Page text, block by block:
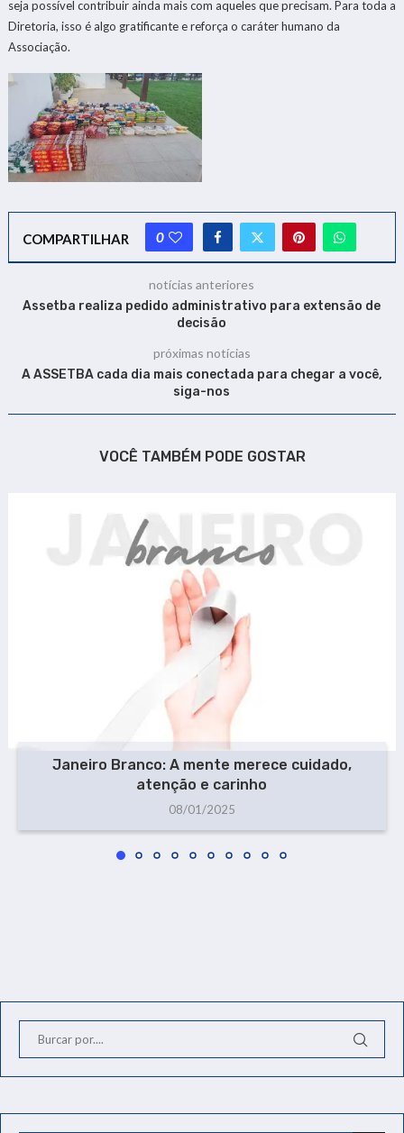
seja possível contribuir ainda mais com aqueles que precisam. Para toda a
Diretoria, isso é algo gratificante e reforça o caráter humano da
Associação.
COMPARTILHAR 0
notícias anteriores
Assetba realiza pedido administrativo para extensão de
decisão
próximas notícias
A ASSETBA cada dia mais conectada para chegar a você,
siga-nos
VOCÊ TAMBÉM PODE GOSTAR
Janeiro Branco: A mente merece cuidado,
atenção e carinho
08/01/2025